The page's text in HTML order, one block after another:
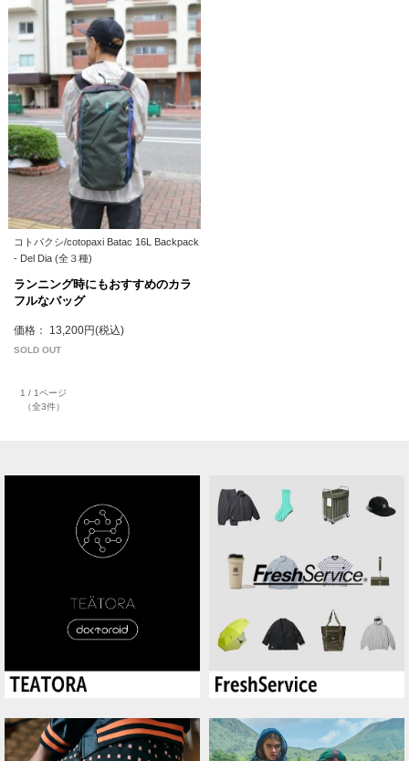
コトパクシ/cotopaxi Batac 16L Backpack
- Del Dia (全３種)
ランニング時にもおすすめのカラ
フルなバッグ
価格： 13,200円(税込)
SOLD OUT
1 / 1ページ
（全3件）